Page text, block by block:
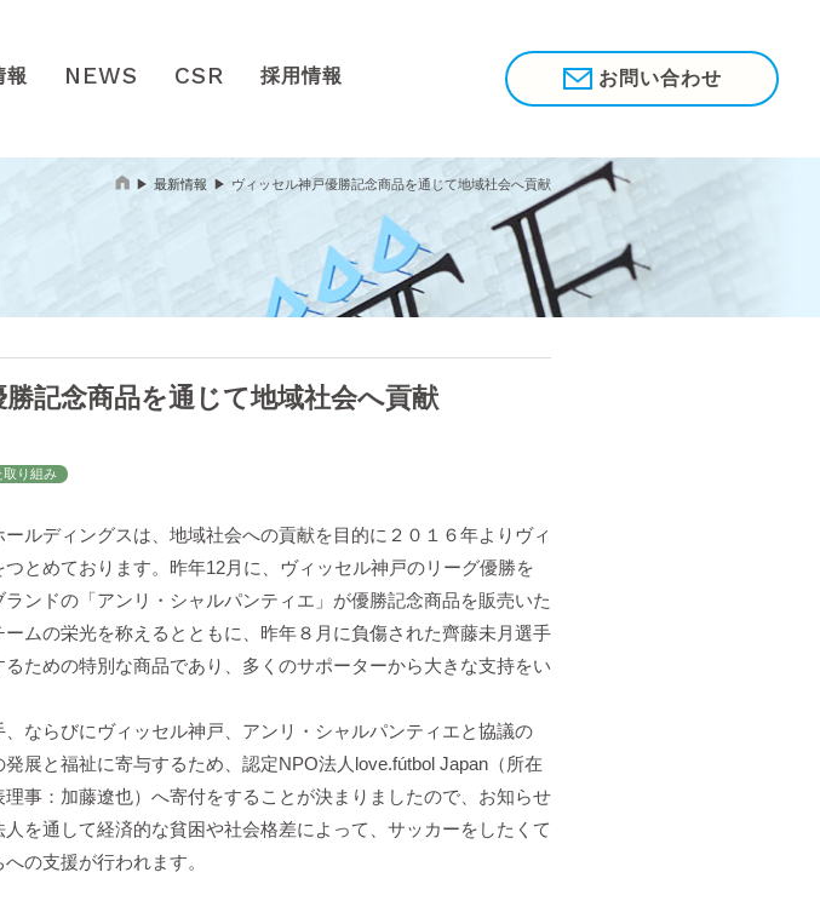
報 NEWS CSR 採用情報 お問い合わせ
最新情報 ヴィッセル神戸優勝記念商品を通じて地域社会へ貢献
記念商品を通じて地域社会へ貢献
取り組み
ルディングスは、地域社会への貢献を目的に２０１６年よりヴィ
とめております。昨年12月に、ヴィッセル神戸のリーグ優勝を
ンドの「アンリ・シャルパンティエ」が優勝記念商品を販売いた
ームの栄光を称えるとともに、昨年８月に負傷された齊藤未月選手
ための特別な商品であり、多くのサポーターから大きな支持をい
ならびにヴィッセル神戸、アンリ・シャルパンティエと協議の
発展と福祉に寄与するため、認定NPO法人love.fútbol Japan（所在
事：加藤遼也）へ寄付をすることが決まりましたので、お知らせ
を通して経済的な貧困や社会格差によって、サッカーをしたくて
の支援が行われます。